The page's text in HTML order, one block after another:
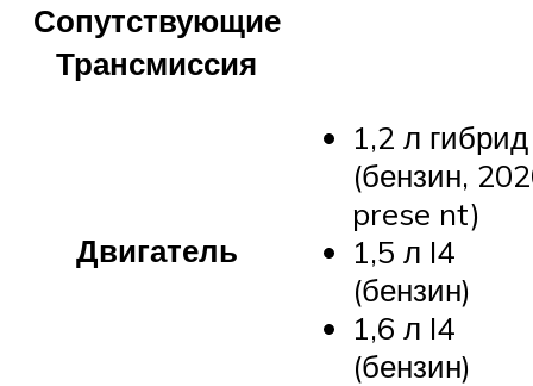
Сопутствующие
Трансмиссия
Двигатель
1,2 л
(бензин,
prese nt)
1,5 л I4
(бензин)
1,6 л I4
(бензин)